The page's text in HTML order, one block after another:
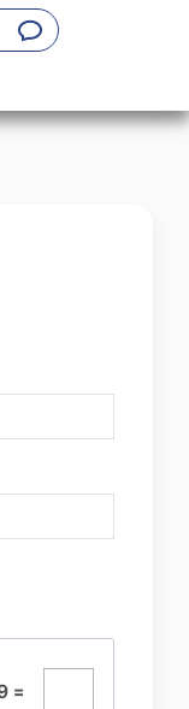
nueva ventana)
=